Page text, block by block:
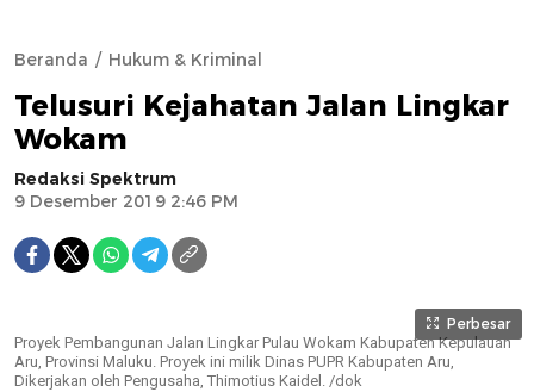
Beranda Hukum & Kriminal
Telusuri Kejahatan Jalan Lingkar
Wokam
Redaksi Spektrum
9 Desember 2019 2:46 PM
Perbesar
Proyek Pembangunan Jalan Lingkar Pulau Wokam Kabupaten Kepulauan
Aru, Provinsi Maluku. Proyek ini milik Dinas PUPR Kabupaten Aru,
Dikerjakan oleh Pengusaha, Thimotius Kaidel. /dok